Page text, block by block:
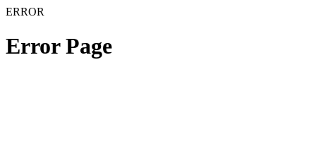
ERROR
Error Page